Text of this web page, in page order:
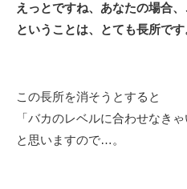
えっとですね、あなたの場合
ということは、とても長所です
この長所を消そうとすると
「バカのレベルに合わせなき
と思いますので…。